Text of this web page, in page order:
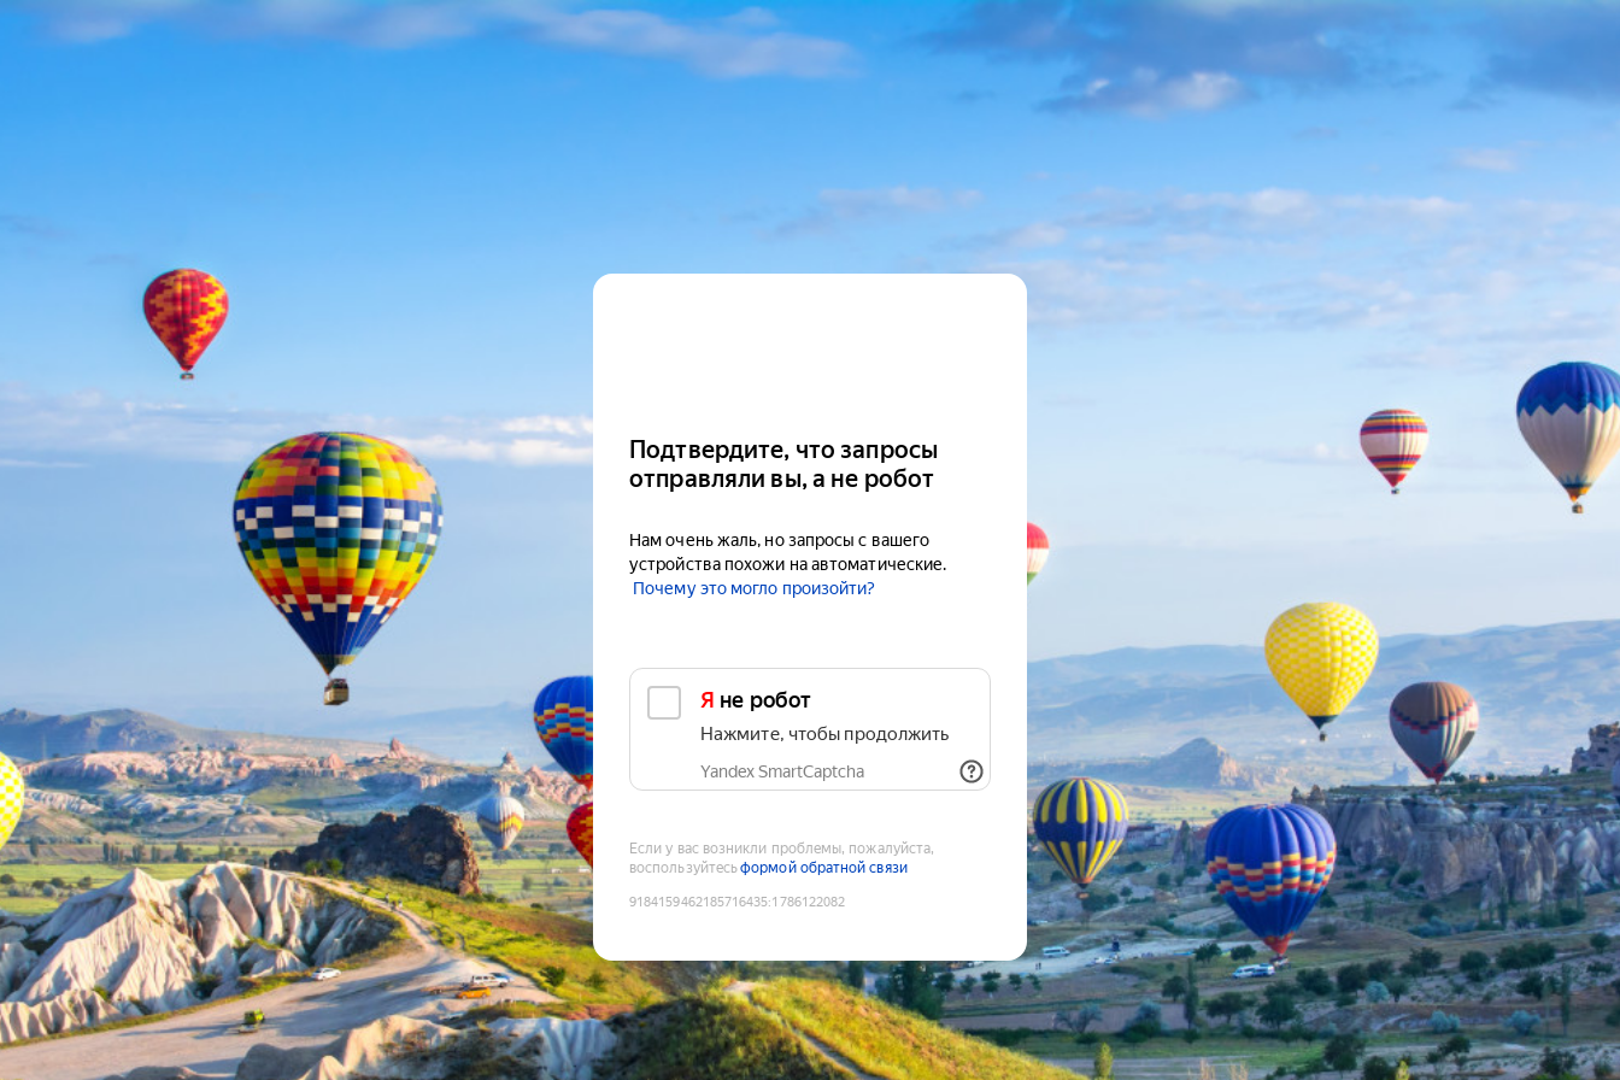
Подтвердите, что запросы
отправляли вы, а не робот
Нам очень жаль, но запросы с вашего
устройства похожи на автоматические.
Почему это могло произойти?
Я не робот
Нажмите, чтобы продолжить
Yandex SmartCaptcha
Если у вас возникли проблемы, пожалуйста,
воспользуйтесьформой обратной связи
9184159462185716435:1786122082